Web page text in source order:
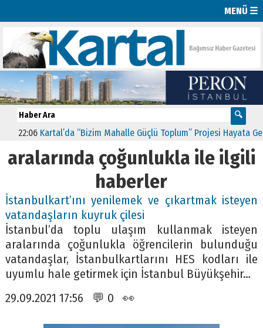
MENÜ ☰
22:06 Kartal’da “Bizim Mahalle Güçlü Toplum” Projesi Hayata Geçti
aralarında çoğunlukla ile ilgili
haberler
İstanbulkart’ını yenilemek ve çıkartmak isteyen
vatandaşların kuyruk çilesi
İstanbul’da toplu ulaşım kullanmak isteyen
aralarında çoğunlukla öğrencilerin bulunduğu
vatandaşlar, İstanbulkartlarını HES kodları ile
uyumlu hale getirmek için İstanbul Büyükşehir…
29.09.2021 17:56 💬 0 👀